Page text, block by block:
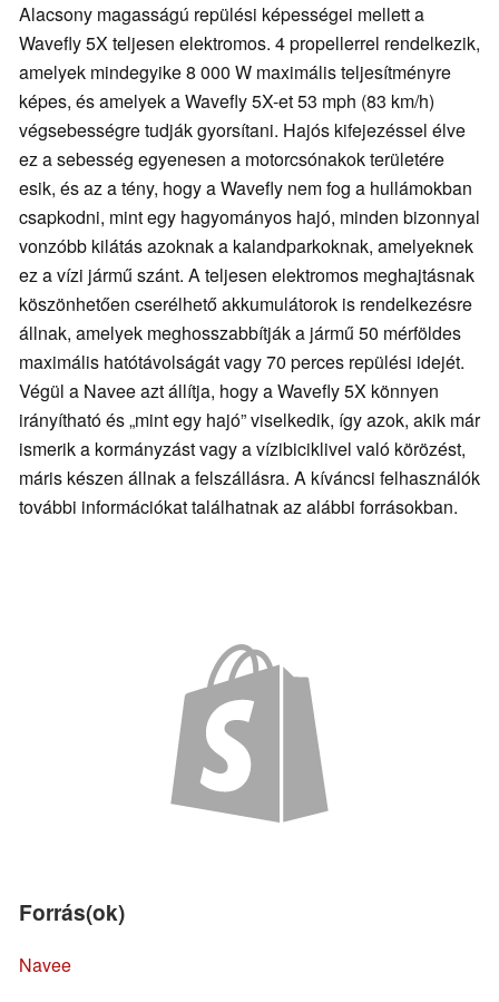
Alacsony magasságú repülési képességei mellett a
Wavefly 5X teljesen elektromos. 4 propellerrel rendelkezik,
amelyek mindegyike 8 000 W maximális teljesítményre
képes, és amelyek a Wavefly 5X-et 53 mph (83 km/h)
végsebességre tudják gyorsítani. Hajós kifejezéssel élve
ez a sebesség egyenesen a motorcsónakok területére
esik, és az a tény, hogy a Wavefly nem fog a hullámokban
csapkodni, mint egy hagyományos hajó, minden bizonnyal
vonzóbb kilátás azoknak a kalandparkoknak, amelyeknek
ez a vízi jármű szánt. A teljesen elektromos meghajtásnak
köszönhetően cserélhető akkumulátorok is rendelkezésre
állnak, amelyek meghosszabbítják a jármű 50 mérföldes
maximális hatótávolságát vagy 70 perces repülési idejét.
Végül a Navee azt állítja, hogy a Wavefly 5X könnyen
irányítható és „mint egy hajó” viselkedik, így azok, akik már
ismerik a kormányzást vagy a vízibiciklivel való körözést,
máris készen állnak a felszállásra. A kíváncsi felhasználók
további információkat találhatnak az alábbi forrásokban.
Forrás(ok)
Navee